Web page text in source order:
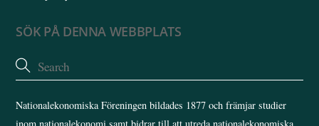
SÖK PÅ DENNA WEBBPLATS
Nationalekonomiska Föreningen bildades 1877 och främjar studier